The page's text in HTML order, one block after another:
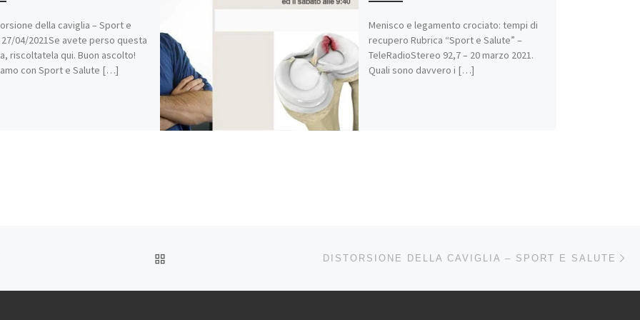
della caviglia – Sport e
04/2021Se avete perso questa
riscoltatela qui. Buon ascolto!
con Sport e Salute […]
Menisco e legamento crociato: tempi di
recupero Rubrica “Sport e Salute” –
TeleRadioStereo 92,7 – 20 marzo 2021.
Quali sono davvero i […]
RITORNA ALLA LISTA DEGLI ARTICOLIDISTORSIONE DELLA CAVIGLIA – SPORT E SALUTE